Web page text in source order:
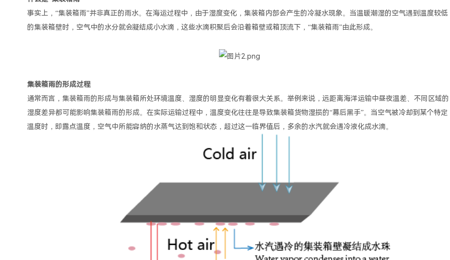
事实上，“集装箱雨”并非真正的雨水。在海运过程中，由于湿度变化，集装箱内部会产生的冷凝水现象。当温暖潮湿的空气遇到温度较低
的集装箱壁时，空气中的水分就会凝结成小水滴，这些水滴积聚后会沿着箱壁或箱顶流下，“集装箱雨”由此形成。
集装箱雨的形成过程
通常而言，集装箱雨的形成与集装箱所处环境温度、湿度的明显变化有着很大关系。举例来说，远距离海洋运输中昼夜温差、不同区域的
湿度差异都可能影响集装箱雨的形成。在实际运输过程中，温度变化往往是导致集装箱货物湿损的“幕后黑手”。当空气被冷却到某个特定
温度时，即露点温度，空气中所能容纳的水蒸气达到饱和状态，超过这一临界值后，多余的水汽就会遇冷液化成水滴。